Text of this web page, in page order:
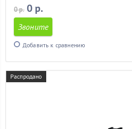
0 р. 0 р.
Звоните
Добавить к сравнению
Распродано